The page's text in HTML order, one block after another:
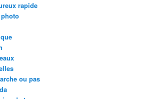
rapide
ou pas